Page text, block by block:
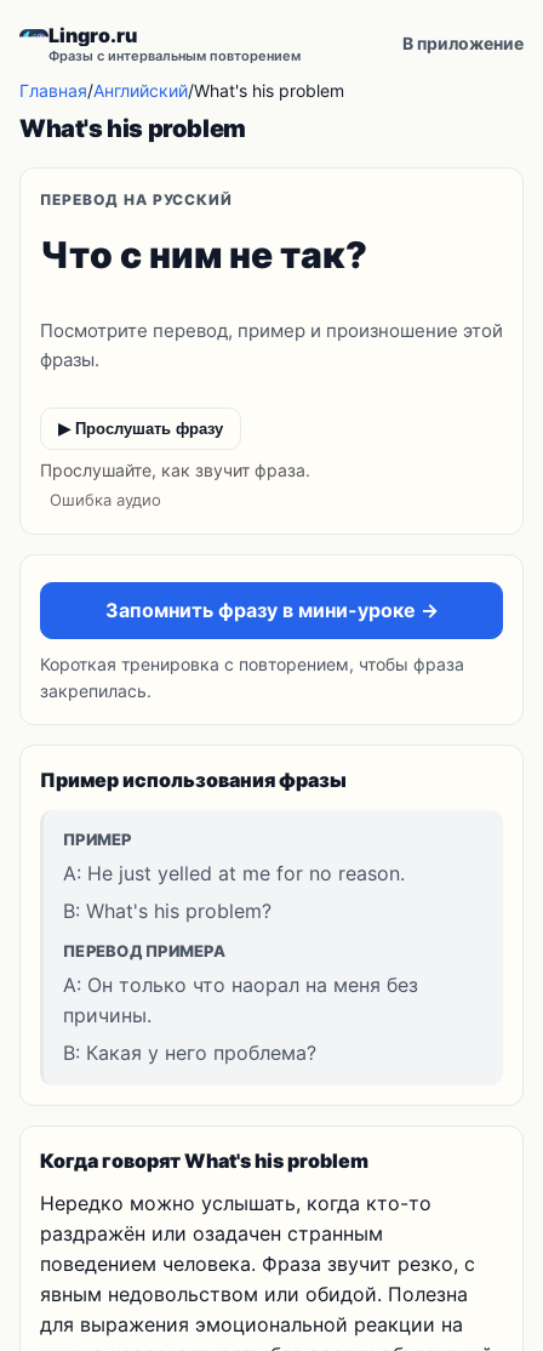
Lingro.ru
Фразы с интервальным повторением
В приложение
Главная/Английский/What's his problem
What's his problem
ПЕРЕВОД НА РУССКИЙ
Что с ним не так?
Посмотрите перевод, пример и произношение этой
фразы.
▶ Прослушать фразу
Прослушайте, как звучит фраза.
Ошибка аудио
Запомнить фразу в мини-уроке →
Короткая тренировка с повторением, чтобы фраза
закрепилась.
Пример использования фразы
ПРИМЕР
A: He just yelled at me for no reason.
B: What's his problem?
ПЕРЕВОД ПРИМЕРА
A: Он только что наорал на меня без
причины.
B: Какая у него проблема?
Когда говорят What's his problem
Нередко можно услышать, когда кто-то
раздражён или озадачен странным
поведением человека. Фраза звучит резко, с
явным недовольством или обидой. Полезна
для выражения эмоциональной реакции на